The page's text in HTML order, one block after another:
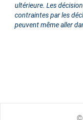
ultérieure. Les
contraintes par les
peuvent même aller